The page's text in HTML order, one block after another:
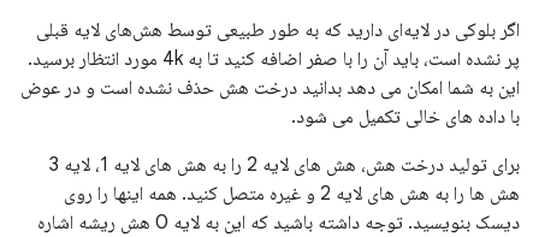
اگر بلوکی در لایه‌ای دارید که به طور طبیعی توسط هش‌های لایه قبلی
پر نشده است، باید آن را با صفر اضافه کنید تا به 4k مورد انتظار برسید.
این به شما امکان می دهد بدانید درخت هش حذف نشده است و در عوض
با داده های خالی تکمیل می شود.
برای تولید درخت هش، هش های لایه 2 را به هش های لایه 1، لایه 3
هش ها را به هش های لایه 2 و غیره متصل کنید. همه اینها را روی
دیسک بنویسید. توجه داشته باشید که این به لایه 0 هش ریشه اشاره